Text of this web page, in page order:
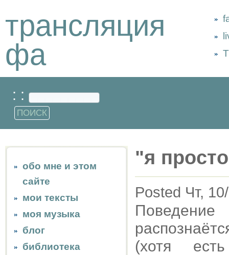
трансляция
фа
: :
обо мне и этом
сайте
мои тексты
моя музыка
блог
библиотека
"я
Posted Чт,
(хотя